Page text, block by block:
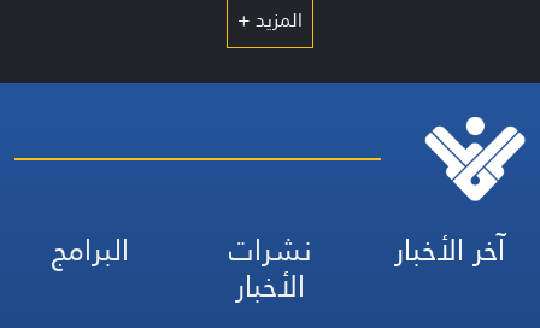
المزيد +
آخر الأخبار نشرات
الأخبار
البرامج